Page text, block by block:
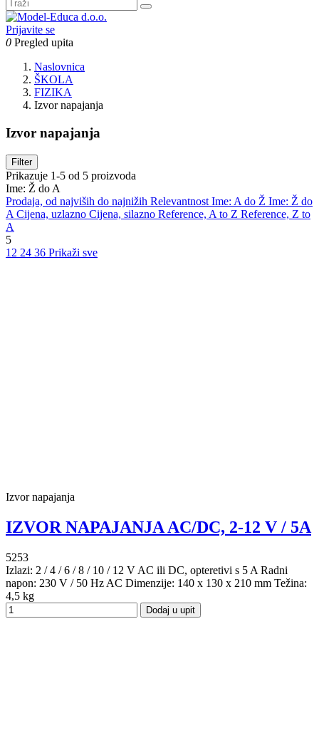
Prijavite se
0 Pregled upita
Naslovnica
ŠKOLA
FIZIKA
Izvor napajanja
Izvor napajanja
Filter
Prikazuje 1-5 od 5 proizvoda
Ime: Ž do A
Prodaja, od najviših do najnižih Relevantnost Ime: A do Ž Ime: Ž do
A Cijena, uzlazno Cijena, silazno Reference, A to Z Reference, Z to
A
5
12 24 36 Prikaži sve
Izvor napajanja
IZVOR NAPAJANJA AC/DC, 2-12 V / 5A
5253
Izlazi: 2 / 4 / 6 / 8 / 10 / 12 V AC ili DC, opteretivi s 5 A Radni
napon: 230 V / 50 Hz AC Dimenzije: 140 x 130 x 210 mm Težina:
4,5 kg
Dodaj u upit